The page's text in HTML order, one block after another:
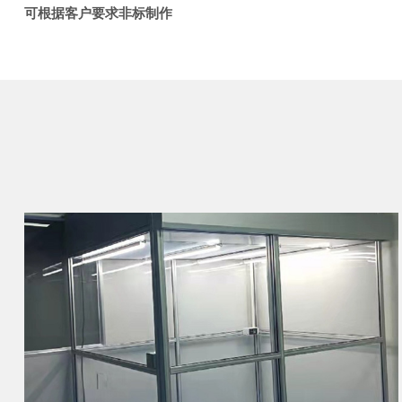
可根据客户要求非标制作